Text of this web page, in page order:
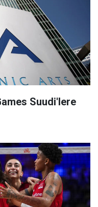
Suudi'lere